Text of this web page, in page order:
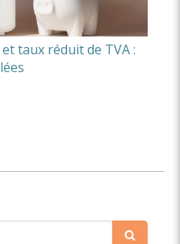
taux réduit de TVA :